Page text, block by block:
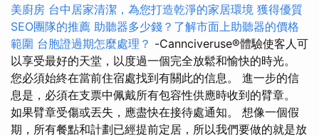
美廚房 台中居家清潔，為您打造乾淨的家居環境 獲得優質
SEO團隊的推薦 助聽器多少錢？了解市面上助聽器的價格
範圍 台胞證過期怎麼處理？ -Cannciveruse®體驗使客人可
以享受最好的天堂，以度過一個完全放鬆和愉快的時光。
您必須始終在當前住宿處找到有關此的信息。 進一步的信
息是，必須在支票中佩戴所有包容性供應時收到的臂章。
如果臂章受傷或丟失，應盡快在接待處通知。 想像一個假
期，所有餐點和計劃已經提前定居，所以我們要做的就是放